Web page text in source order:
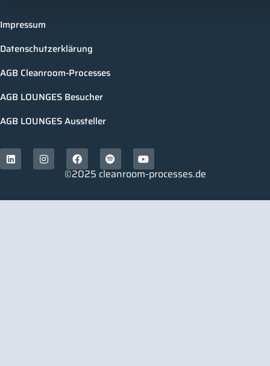
Impressum
Datenschutzerklärung
AGB Cleanroom-Processes
AGB LOUNGES Besucher
AGB LOUNGES Aussteller
©2025 cleanroom-processes.de